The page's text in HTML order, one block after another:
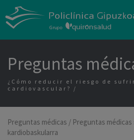
Preguntas
¿Cómo reducir el riesgo de
cardiovascular?
Preguntas médicas / Preguntas
kardiobaskularra